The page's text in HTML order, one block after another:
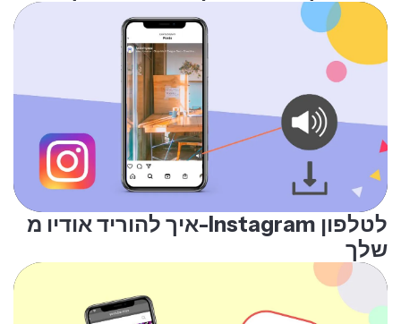
איך להוריד אודיו מ-Instagram לטלפון
שלך